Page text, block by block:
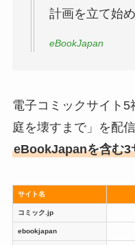
計画を立て始
eBookJapan
電子コミックサイト
庭を壊すまで」を配
eBookJapanを含む3
サイト名
コミック.jp
ebookjapan